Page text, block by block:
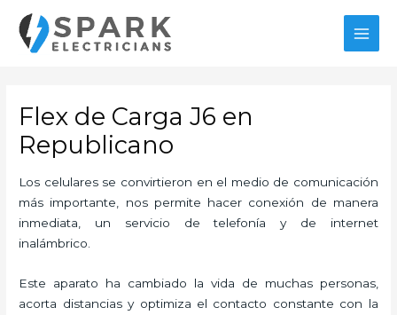
contenido
Flex de Carga J6 en
Republicano
Los celulares se convirtieron en el medio de comunicación
más importante, nos permite hacer conexión de manera
inmediata, un servicio de telefonía y de internet
inalámbrico.
Este aparato ha cambiado la vida de muchas personas,
acorta distancias y optimiza el contacto constante con la